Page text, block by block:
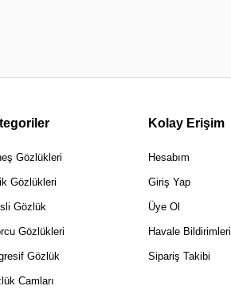
Gözlükleri
Gözlükleri
Gözlük
Gözlükleri
Gözlük
Camları
Kolay Erişim
Hesabım
Giriş Yap
Üye Ol
Havale Bildirimleri
Sipariş Takibi